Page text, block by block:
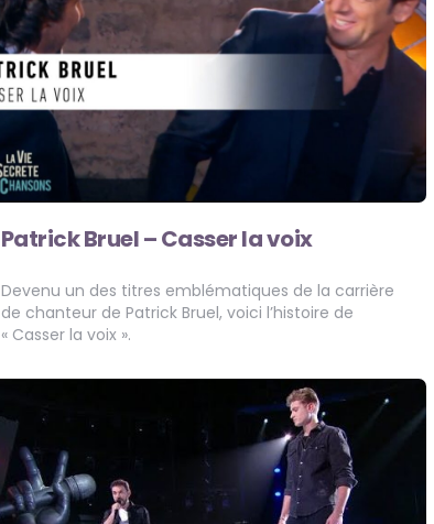
Patrick Bruel – Casser la voix
Devenu un des titres emblématiques de la carrière
de chanteur de Patrick Bruel, voici l’histoire de
« Casser la voix ».